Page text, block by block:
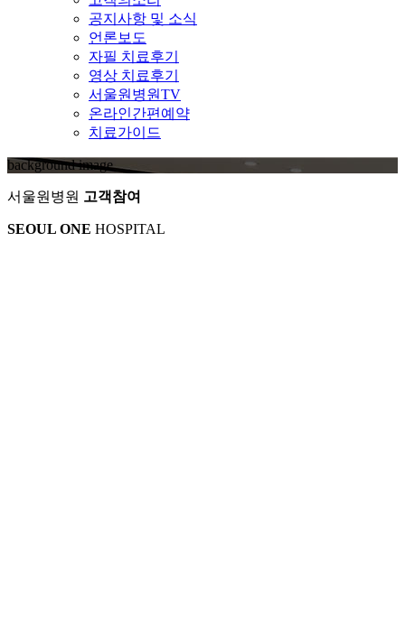
공지사항 및 소식
언론보도
자필 치료후기
영상 치료후기
서울원병원TV
온라인간편예약
치료가이드
background image
서울원병원 고객참여
SEOUL ONE HOSPITAL